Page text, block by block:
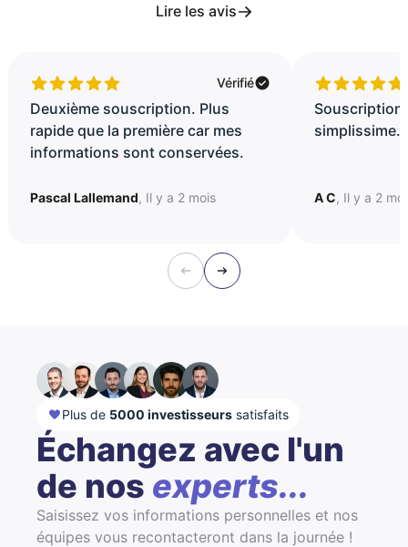
Lire les avis
Vérifié
Deuxième souscription. Plus
rapide que la première car mes
informations sont conservées.
Pascal Lallemand, Il y a 2 mois
Souscription
A C, Il y a 2
Plus de 5000 investisseurs satisfaits
Échangez avec l'un
de nos experts...
Saisissez vos informations personnelles et nos
équipes vous recontacteront dans la journée !